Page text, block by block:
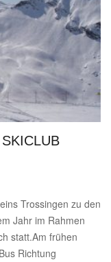
Trossingen zu den
Jahr im Rahmen
statt.Am frühen
Richtung